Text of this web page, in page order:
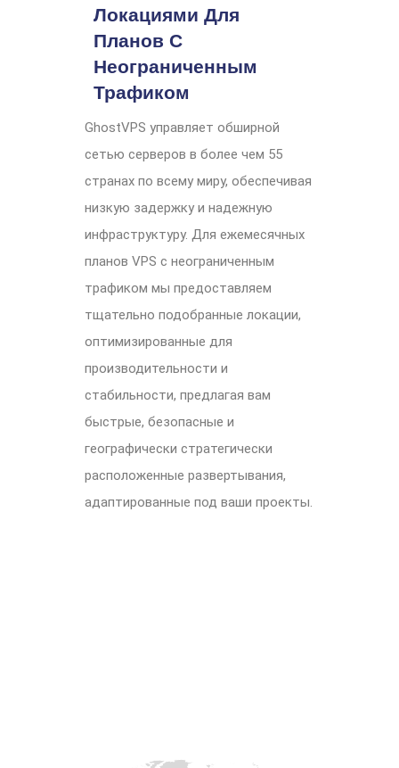
Локациями Для
Планов С
Неограниченным
Трафиком
GhostVPS управляет обширной
сетью серверов в более чем 55
странах по всему миру, обеспечивая
низкую задержку и надежную
инфраструктуру. Для ежемесячных
планов VPS с неограниченным
трафиком мы предоставляем
тщательно подобранные локации,
оптимизированные для
производительности и
стабильности, предлагая вам
быстрые, безопасные и
географически стратегически
расположенные развертывания,
адаптированные под ваши проекты.